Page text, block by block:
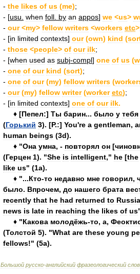
- the likes of us (me);
- [usu when foll by an appos] we <us>
- our<my> fellow writers <workers etc>
- [in limited contexts] our(own) kind (
- those <people> of our ilk;
- [when used as subj-compl] one of us (
- one of our kind (sort);
- one of our(my) fellow writers (
- our(my) fellow writer(worker etc);
- [in limited contexts] one of our ilk.
♦ [Пепел:] Ты барин... было у тебя
(Горький 3). [P.:] You're a gentleman,
human beings (3d).
♦ "Она умна, - повторял он [
(Герцен 1). "She is intelligent," he [the
like us" (1a).
♦ "...Кто-то недавно мне говорил,
было. Впрочем, до нашего брата
recently that he had returned to Russia
news is late in reaching the likes of us
♦ "Какова молодёжь-то, а,
(Толстой 5). "What are these young
fellows!" (5a).
Большой русско-английский фразеологический